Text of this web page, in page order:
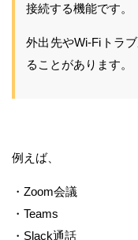
接続する機能です。
外出先やWi-Fiトラ
ることがあります。
例えば、
・Zoom会議
・Teams
・Slack通話